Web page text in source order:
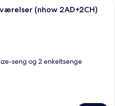
Et hotelværelse med en stor seng,
(nhow 2AD+2CH)
seng og 2 enkeltsenge